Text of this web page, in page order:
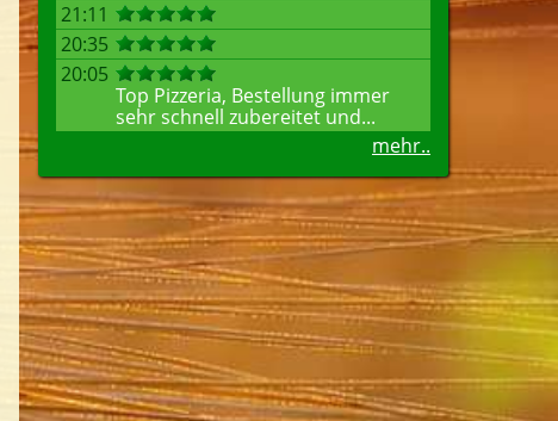
21:11
20:35
20:05
Top Pizzeria, Bestellung immer
sehr schnell zubereitet und...
mehr..